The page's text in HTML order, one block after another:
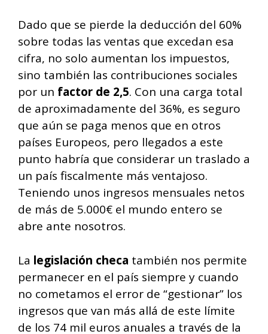
Dado que se pierde la deducción del 60%
sobre todas las ventas que excedan esa
cifra, no solo aumentan los impuestos,
sino también las contribuciones sociales
por un factor de 2,5. Con una carga total
de aproximadamente del 36%, es seguro
que aún se paga menos que en otros
países Europeos, pero llegados a este
punto habría que considerar un traslado a
un país fiscalmente más ventajoso.
Teniendo unos ingresos mensuales netos
de más de 5.000€ el mundo entero se
abre ante nosotros.
La legislación checa también nos permite
permanecer en el país siempre y cuando
no cometamos el error de “gestionar” los
ingresos que van más allá de este límite
de los 74 mil euros anuales a través de la